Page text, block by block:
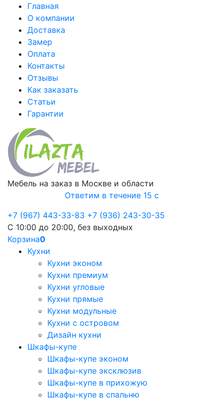
Главная
О компании
Доставка
Замер
Оплата
Контакты
Отзывы
Как заказать
Статьи
Гарантии
Мебель на заказ в Москве и области
Ответим в течение 15 с
+7 (967) 443-33-83 +7 (936) 243-30-35
С 10:00 до 20:00, без выходных
Корзина0
Кухни
Кухни эконом
Кухни премиум
Кухни угловые
Кухни прямые
Кухни модульные
Кухни с островом
Дизайн кухни
Шкафы-купе
Шкафы-купе эконом
Шкафы-купе эксклюзив
Шкафы-купе в прихожую
Шкафы-купе в спальню